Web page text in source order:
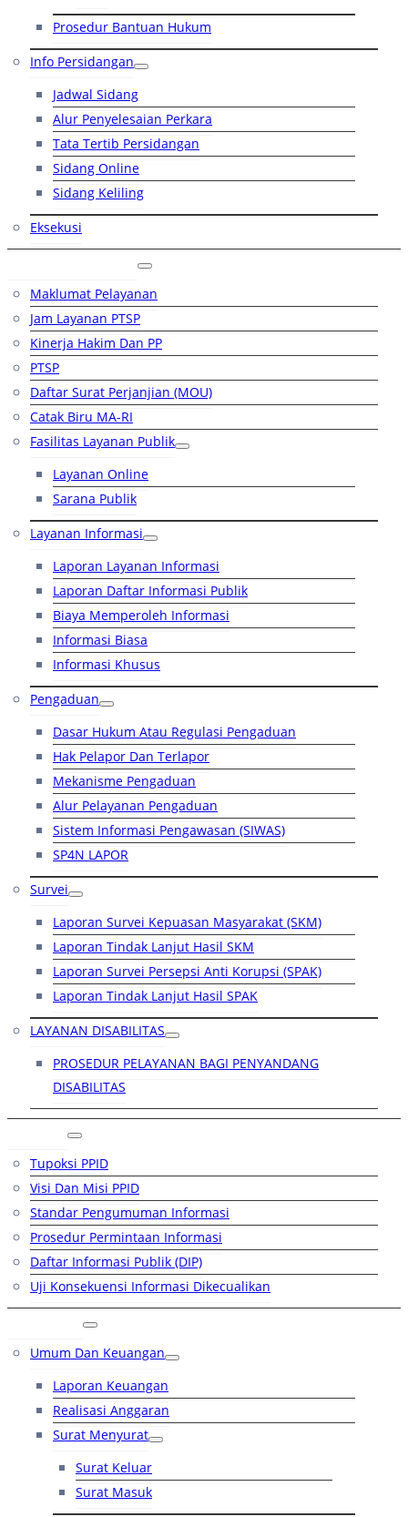
Prosedur Bantuan Hukum
Info Persidangan
Jadwal Sidang
Alur Penyelesaian Perkara
Tata Tertib Persidangan
Sidang Online
Sidang Keliling
Eksekusi
Maklumat Pelayanan
Jam Layanan PTSP
Kinerja Hakim Dan PP
PTSP
Daftar Surat Perjanjian (MOU)
Catak Biru MA-RI
Fasilitas Layanan Publik
Layanan Online
Sarana Publik
Layanan Informasi
Laporan Layanan Informasi
Laporan Daftar Informasi Publik
Biaya Memperoleh Informasi
Informasi Biasa
Informasi Khusus
Pengaduan
Dasar Hukum Atau Regulasi Pengaduan
Hak Pelapor Dan Terlapor
Mekanisme Pengaduan
Alur Pelayanan Pengaduan
Sistem Informasi Pengawasan (SIWAS)
SP4N LAPOR
Survei
Laporan Survei Kepuasan Masyarakat (SKM)
Laporan Tindak Lanjut Hasil SKM
Laporan Survei Persepsi Anti Korupsi (SPAK)
Laporan Tindak Lanjut Hasil SPAK
LAYANAN DISABILITAS
PROSEDUR PELAYANAN BAGI PENYANDANG
DISABILITAS
Tupoksi PPID
Visi Dan Misi PPID
Standar Pengumuman Informasi
Prosedur Permintaan Informasi
Daftar Informasi Publik (DIP)
Uji Konsekuensi Informasi Dikecualikan
Umum Dan Keuangan
Laporan Keuangan
Realisasi Anggaran
Surat Menyurat
Surat Keluar
Surat Masuk